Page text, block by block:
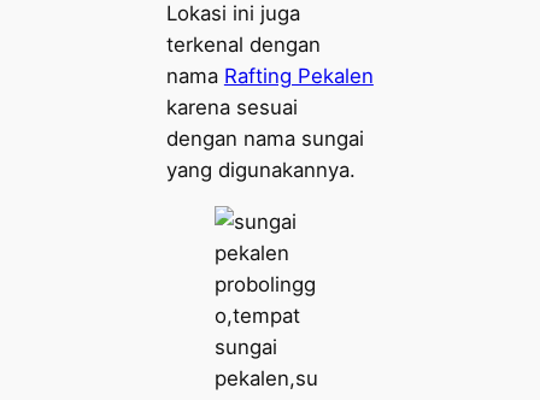
Lokasi ini juga
terkenal dengan
nama Rafting Pekalen
karena sesuai
dengan nama sungai
yang digunakannya.